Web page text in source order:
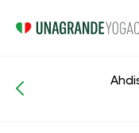
Asanat ja